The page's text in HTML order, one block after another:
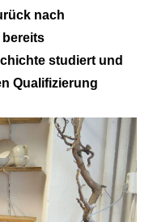
nach
bereits
studiert und
Qualifizierung